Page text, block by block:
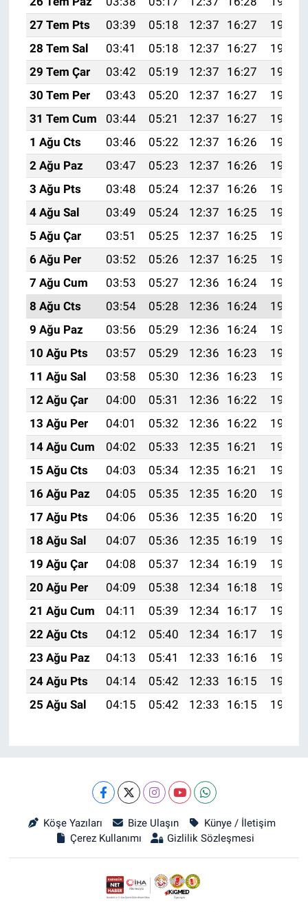
27 Tem Pts
03:39 05:18 12:37 16:27
19:47
28 Tem Sal
03:41 05:18 12:37 16:27
19:46
29 Tem Çar
03:42 05:19 12:37 16:27
19:45
30 Tem Per
03:43 05:20 12:37 16:27
19:44
31 Tem Cum
03:44 05:21 12:37 16:27
19:43
1 Ağu Cts
03:46 05:22 12:37 16:26
19:42
2 Ağu Paz
03:47 05:23 12:37 16:26
19:41
3 Ağu Pts
03:48 05:24 12:37 16:26
19:40
4 Ağu Sal
03:49 05:24 12:37 16:25
19:39
5 Ağu Çar
03:51 05:25 12:37 16:25
19:38
6 Ağu Per
03:52 05:26 12:37 16:25
19:37
7 Ağu Cum
03:53 05:27 12:36 16:24
19:36
8 Ağu Cts
03:54 05:28 12:36 16:24
19:35
9 Ağu Paz
03:56 05:29 12:36 16:24
19:34
10 Ağu Pts
03:57 05:29 12:36 16:23
19:33
11 Ağu Sal
03:58 05:30 12:36 16:23
19:31
12 Ağu Çar
04:00 05:31 12:36 16:22
19:30
13 Ağu Per
04:01 05:32 12:36 16:22
19:29
14 Ağu Cum
04:02 05:33 12:35 16:21
19:28
15 Ağu Cts
04:03 05:34 12:35 16:21
19:27
16 Ağu Paz
04:05 05:35 12:35 16:20
19:25
17 Ağu Pts
04:06 05:36 12:35 16:20
19:24
18 Ağu Sal
04:07 05:36 12:35 16:19
19:23
19 Ağu Çar
04:08 05:37 12:34 16:19
19:21
20 Ağu Per
04:09 05:38 12:34 16:18
19:20
21 Ağu Cum
04:11 05:39 12:34 16:17
19:19
22 Ağu Cts
04:12 05:40 12:34 16:17
19:17
23 Ağu Paz
04:13 05:41 12:33 16:16
19:16
24 Ağu Pts
04:14 05:42 12:33 16:15
19:15
25 Ağu Sal
04:15 05:42 12:33 16:15 19:13
Köşe Yazıları Bize Ulaşın
Künye / İletişim
Çerez Kullanımı
Gizlilik Sözleşmesi